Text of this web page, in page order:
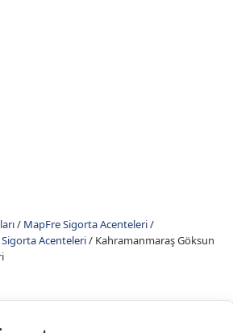
/ MapFre Sigorta Acenteleri/
Acenteleri/ Kahramanmaraş Göksun